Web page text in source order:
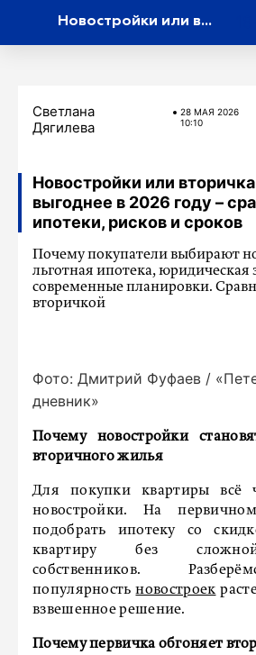
Новостройки или вторичка: что выгоднее в 2026 году – сравнение ипотеки, рисков и сроков
Светлана
Дягилева
28 МАЯ 2026
10:10
Новостройки или
выгоднее в 2026 году –
ипотеки, рисков и сроков
Почему покупатели выбирают
льготная ипотека,
современные планировки.
вторичкой
Фото: Дмитрий Фуфаев /
дневник»
Почему новостройки
вторичного жилья
Для покупки квартиры всё
новостройки. На
подобрать ипотеку со
квартиру без
собственников.
популярностьновостроек
взвешенное решение.
Почему первичка обгоняет